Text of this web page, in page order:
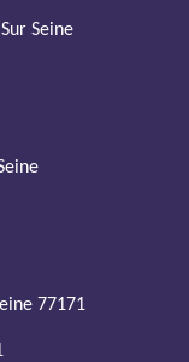
Seine
77171